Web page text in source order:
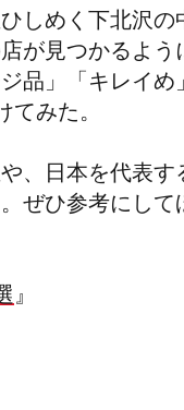
しめく下北沢
が見つかるよ
品」「キレイ
てみた。
、日本を代表
ぜひ参考にして
』